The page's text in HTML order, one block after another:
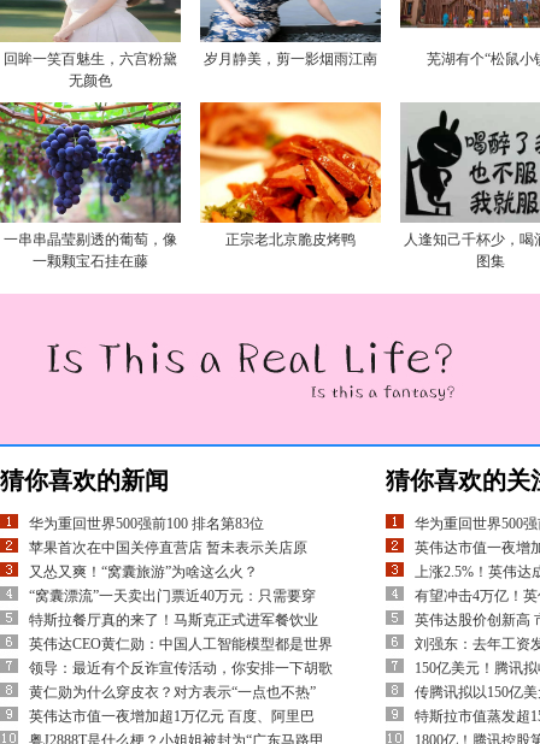
回眸一笑百魅生，六宫粉黛
无颜色
岁月静美，剪一影烟雨江南 芜湖有个“松鼠小
一串串晶莹剔透的葡萄，像
一颗颗宝石挂在藤
正宗老北京脆皮烤鸭
人逢知己千杯少，喝
图集
猜你喜欢的新闻
华为重回世界500强前100 排名第83位
苹果首次在中国关停直营店 暂未表示关店原
又怂又爽！“窝囊旅游”为啥这么火？
“窝囊漂流”一天卖出门票近40万元：只需要穿
特斯拉餐厅真的来了！马斯克正式进军餐饮业
英伟达CEO黄仁勋：中国人工智能模型都是世界
领导：最近有个反诈宣传活动，你安排一下胡歌
黄仁勋为什么穿皮衣？对方表示“一点也不热”
英伟达市值一夜增加超1万亿元 百度、阿里巴
粤J2888T是什么梗？小姐姐被封为“广东马路甲
猜你喜欢的关
华为重回世界500
英伟达市值一夜增
上涨2.5%！英伟达
有望冲击4万亿！
英伟达股价创新高
刘强东：去年工资
150亿美元！腾讯
传腾讯拟以150亿
特斯拉市值蒸发超
1800亿！腾讯控股